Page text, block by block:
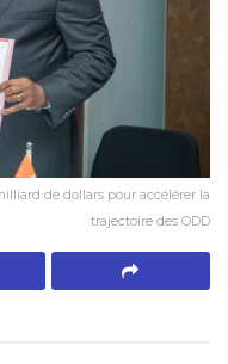
de dollars pour accélérer la
trajectoire des ODD